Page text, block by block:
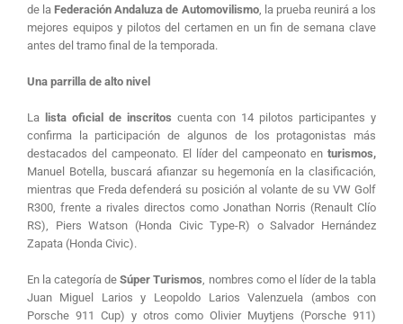
de laFederación Andaluza de Automovilismo, la prueba reunirá a los
mejores equipos y pilotos del certamen en un fin de semana clave
antes del tramo final de la temporada.
Una parrilla de alto nivel
La lista oficial de inscritos cuenta con 14 pilotos participantes y
confirma la participación de algunos de los protagonistas más
destacados del campeonato. El líder del campeonato enturismos,
Manuel Botella, buscará afianzar su hegemonía en la clasificación,
mientras que Freda defenderá su posición al volante de su VW Golf
R300, frente a rivales directos como Jonathan Norris (Renault Clío
RS), Piers Watson (Honda Civic Type-R) o Salvador Hernández
Zapata (Honda Civic).
En la categoría deSúper Turismos, nombres como el líder de la tabla
Juan Miguel Larios y Leopoldo Larios Valenzuela (ambos con
Porsche 911 Cup) y otros como Olivier Muytjens (Porsche 911)